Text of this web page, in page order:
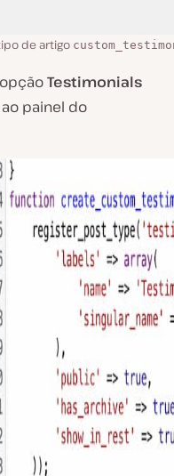
de artigo
Testimonials
painel do